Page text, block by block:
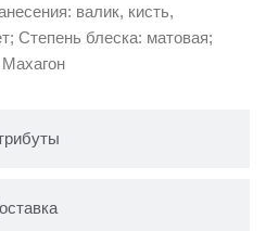
валик, кисть,
Степень блеска: матовая;